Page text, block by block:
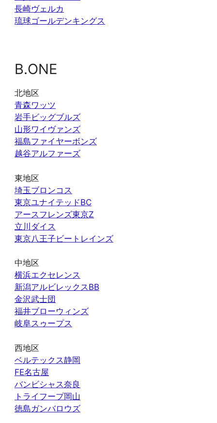
長崎ヴェルカ
琉球ゴールデンキングス
B.ONE
北地区
青森ワッツ
岩手ビッグブルズ
山形ワイヴァンズ
福島ファイヤーボンズ
越谷アルファーズ
東地区
埼玉ブロンコス
東京ユナイテッドBC
アースフレンズ東京Z
立川ダイス
東京八王子ビートレインズ
中地区
横浜エクセレンス
新潟アルビレックスBB
金沢武士団
福井ブローウィンズ
岐阜スゥープス
西地区
ベルテックス静岡
FE名古屋
バンビシャス奈良
トライフープ岡山
徳島ガンバロウズ